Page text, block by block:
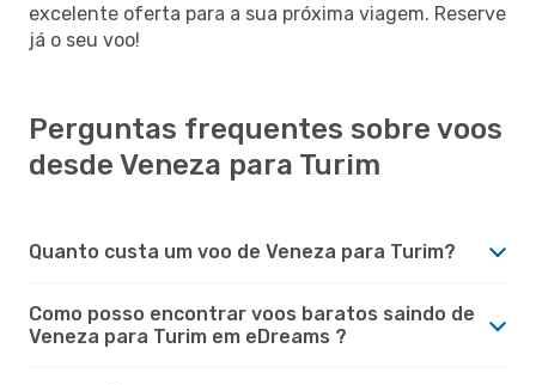
excelente oferta para a sua próxima viagem. Reserve
já o seu voo!
Perguntas frequentes sobre voos
desde Veneza para Turim
Quanto custa um voo de Veneza para Turim?
Como posso encontrar voos baratos saindo de
Veneza para Turim em eDreams ?